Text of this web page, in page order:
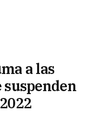
a las
suspenden